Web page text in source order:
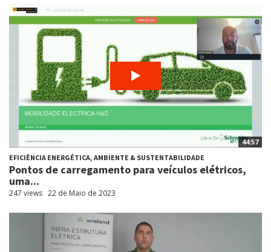
44:57
EFICIÊNCIA ENERGÉTICA, AMBIENTE & SUSTENTABILIDADE
Pontos de carregamento para veículos elétricos,
uma...
247 views 22 de Maio de 2023